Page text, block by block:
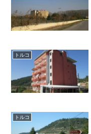
トルコ
トルコ